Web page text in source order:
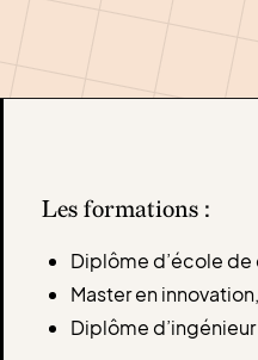
Les formations :
Diplôme d’école
Master en
Diplôme